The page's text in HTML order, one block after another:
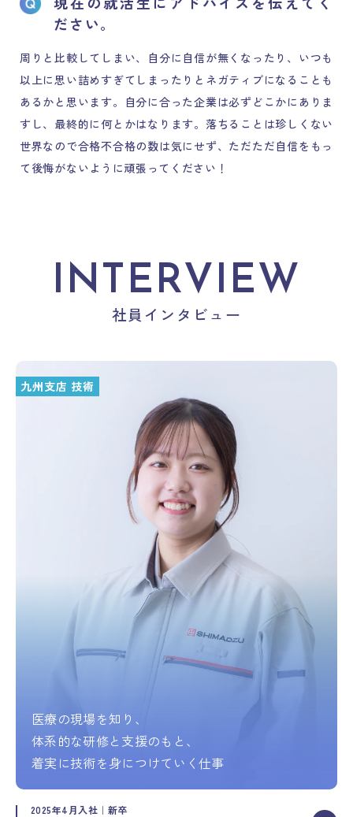
ださい。
周りと比較してしまい、自分に自信が無くなったり、いつも
以上に思い詰めすぎてしまったりとネガティブになることも
あるかと思います。自分に合った企業は必ずどこかにありま
すし、最終的に何とかはなります。落ちることは珍しくない
世界なので合格不合格の数は気にせず、ただただ自信をもっ
て後悔がないように頑張ってください！
INTERVIEW
社員インタビュー
九州支店 技術
医療の現場を知り、
体系的な研修と支援のもと、
着実に技術を身につけていく仕事
2025年4月入社｜新卒